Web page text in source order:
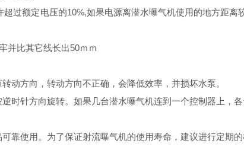
过额定电压的10℅,如果电源离潜水曝气机使用的地方距离
并比其它线长出50ｍｍ
动方向，转动方向不正确，会降低效率，并损坏水泵。
时针方向旋转。如果几台潜水曝气机连到一个控制器上，
靠使用。为了保证射流曝气机的使用寿命，建议进行定期的